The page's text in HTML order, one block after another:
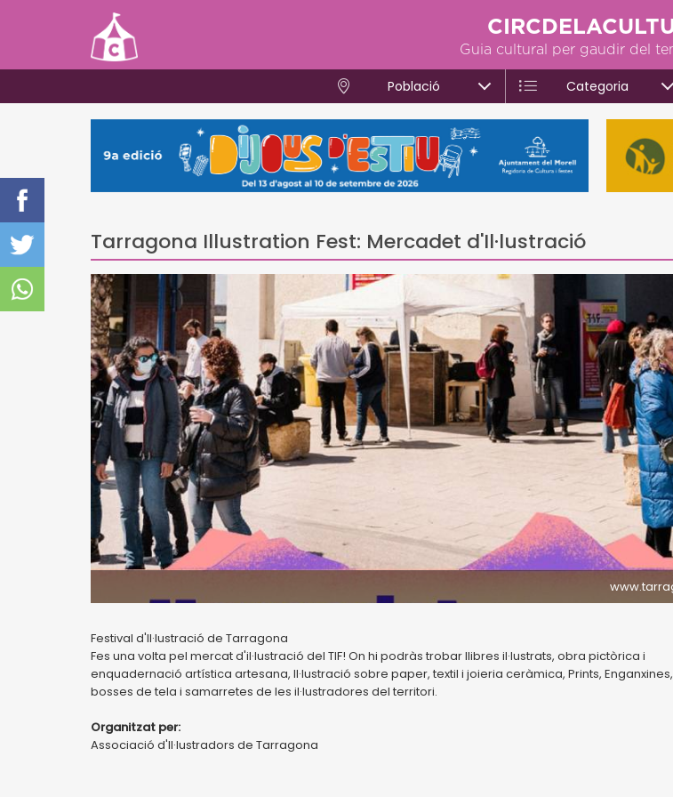
Guia cultural per gaudir del
Població Categoria
Tarragona Illustration Fest: Mercadet d'Il·lustració
Festival d'Il·lustració de Tarragona
Fes una volta pel mercat d'il·lustració del TIF! On hi podràs trobar llibres il·lustrats, obra pictòrica i
enquadernació artística artesana, Il·lustració sobre paper, textil i joieria ceràmica, Prints,
bosses de tela i samarretes de les il·lustradores del territori.
Organitzat per:
Associació d'Il·lustradors de Tarragona